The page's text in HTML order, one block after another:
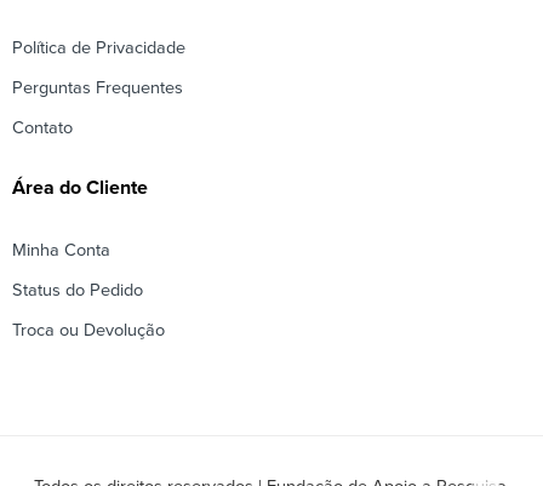
Política de Privacidade
Perguntas Frequentes
Contato
Área do Cliente
Minha Conta
Status do Pedido
Troca ou Devolução